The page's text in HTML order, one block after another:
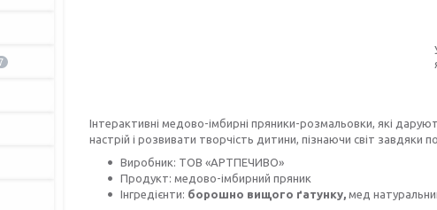
Інтерактивні медово-імбирні пряники-розмальовки, які
настрій і розвивати творчість дитини, пізнаючи світ завдяки
Виробник: ТОВ «АРТПЕЧИВО»
Продукт: медово-імбирний пряник
Інгредієнти: борошно вищого ґатунку, мед